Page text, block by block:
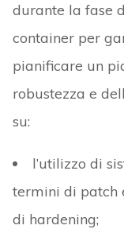
durante la fase
container per
pianificare un
robustezza e
su:
l’utilizzo di
termini di patch
di hardening;